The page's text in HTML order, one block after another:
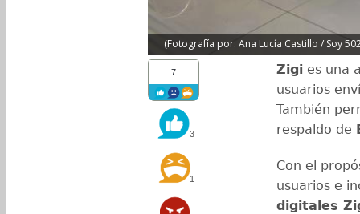
(Fotografía por: Ana Lucía Castillo / Soy
7
3
1
Zigi es una
usuarios
También
respaldo de
Con el
usuarios e
digitales